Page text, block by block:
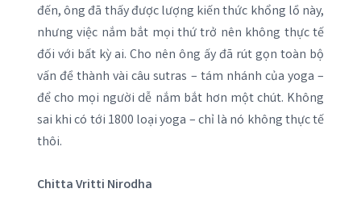
đến, ông đã thấy được lượng kiến ​​thức khổng lồ này,
nhưng việc nắm bắt mọi thứ trở nên không thực tế
đối với bất kỳ ai. Cho nên ông ấy đã rút gọn toàn bộ
vấn đề thành vài câu sutras – tám nhánh của yoga –
để cho mọi người dễ nắm bắt hơn một chút. Không
sai khi có tới 1800 loại yoga – chỉ là nó không thực tế
thôi.
Chitta Vritti Nirodha